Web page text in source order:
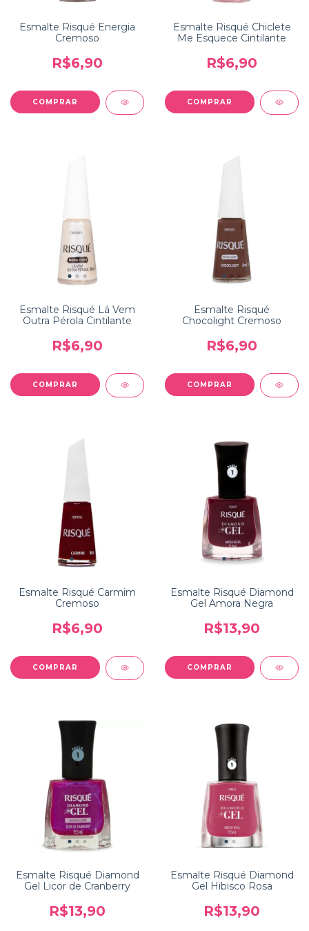
Esmalte Risqué Energia
Cremoso
R$6,90
Esmalte Risqué Chiclete
Me Esquece Cintilante
R$6,90
Esmalte Risqué Lá Vem
Outra Pérola Cintilante
R$6,90
Esmalte Risqué
Chocolight Cremoso
R$6,90
Esmalte Risqué Carmim
Cremoso
R$6,90
Esmalte Risqué Diamond
Gel Amora Negra
R$13,90
Esmalte Risqué Diamond
Gel Licor de Cranberry
R$13,90
Esmalte Risqué Diamond
Gel Hibisco Rosa
R$13,90